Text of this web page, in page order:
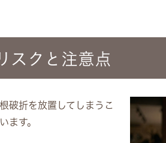
スクと注意点
破折を放置してしまうこ
ます。